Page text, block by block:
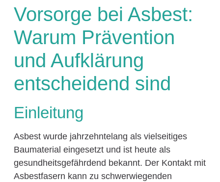
Vorsorge bei Asbest:
Warum Prävention
und Aufklärung
entscheidend sind
Einleitung
Asbest wurde jahrzehntelang als vielseitiges
Baumaterial eingesetzt und ist heute als
gesundheitsgefährdend bekannt. Der Kontakt mit
Asbestfasern kann zu schwerwiegenden